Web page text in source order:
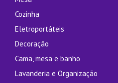
Cozinha
Eletroportáteis
Decoração
Cama, mesa e banho
Lavanderia e Organização